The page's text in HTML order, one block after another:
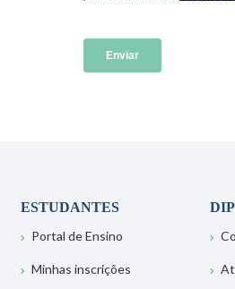
ESTUDANTES
Portal de Ensino
Minhas inscrições